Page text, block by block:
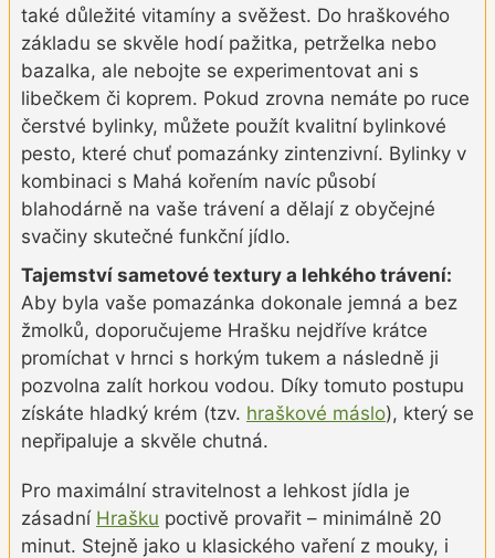
také důležité vitamíny a svěžest. Do hraškového
základu se skvěle hodí pažitka, petrželka nebo
bazalka, ale nebojte se experimentovat ani s
libečkem či koprem. Pokud zrovna nemáte po ruce
čerstvé bylinky, můžete použít kvalitní bylinkové
pesto, které chuť pomazánky zintenzivní. Bylinky v
kombinaci s Mahá kořením navíc působí
blahodárně na vaše trávení a dělají z obyčejné
svačiny skutečné funkční jídlo.
Tajemství sametové textury a lehkého trávení:
Aby byla vaše pomazánka dokonale jemná a bez
žmolků, doporučujeme Hrašku nejdříve krátce
promíchat v hrnci s horkým tukem a následně ji
pozvolna zalít horkou vodou. Díky tomuto postupu
získáte hladký krém (tzv. hraškové máslo), který se
nepřipaluje a skvěle chutná.
Pro maximální stravitelnost a lehkost jídla je
zásadní Hrašku poctivě provařit – minimálně 20
minut. Stejně jako u klasického vaření z mouky, i